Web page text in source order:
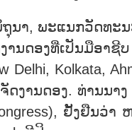
ນາ, ພະແນກວັດທະ
ນດອງທີ່ເປັນມືອາ
Delhi, Kolkata,
ງານດອງ. ທ່ານນາ
ຢັ້ງຢືນວ່